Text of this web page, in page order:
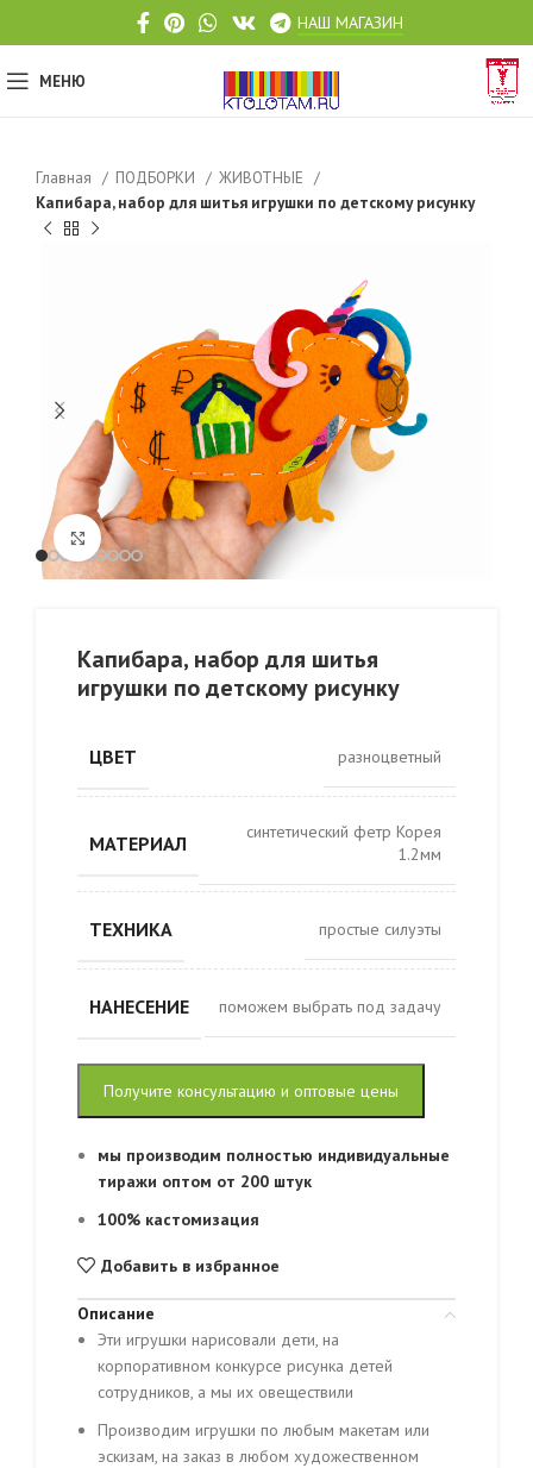
НАШ МАГАЗИН
МЕНЮ
Главная ПОДБОРКИ
ЖИВОТНЫЕ
Капибара, набор для шитья игрушки по детскому рисунку
Click to enlarge
Капибара, набор для шитья
игрушки по детскому рисунку
ЦВЕТ разноцветный
МАТЕРИАЛ
синтетический фетр Корея
1.2мм
ТЕХНИКА простые силуэты
НАНЕСЕНИЕ поможем выбрать под задачу
Получите консультацию и оптовые цены
мы производим полностью индивидуальные
тиражи оптом от 200 штук
100% кастомизация
Добавить в избранное
Описание
Эти игрушки нарисовали дети, на
корпоративном конкурсе рисунка детей
сотрудников, а мы их овеществили
Производим игрушки по любым макетам или
эскизам, на заказ в любом художественном